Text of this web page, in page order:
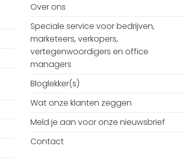
Over ons
Speciale service voor bedrijven,
marketeers, verkopers,
vertegenwoordigers en office
managers
Bloglekker(s)
Wat onze klanten zeggen
Meld je aan voor onze nieuwsbrief
Contact